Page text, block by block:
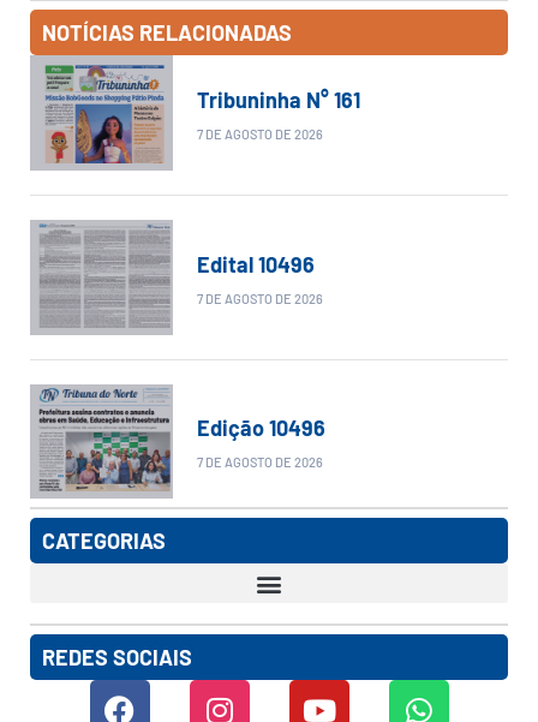
NOTÍCIAS RELACIONADAS
Tribuninha N° 161
7 DE AGOSTO DE 2026
Edital 10496
7 DE AGOSTO DE 2026
Edição 10496
7 DE AGOSTO DE 2026
CATEGORIAS
REDES SOCIAIS